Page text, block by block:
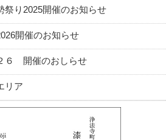
祭り2025開催のお知らせ
開催のお知らせ
６ 開催のおしらせ
リア